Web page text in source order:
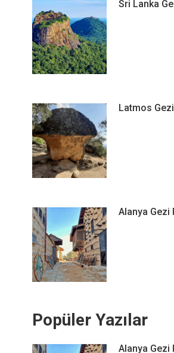
Sri Lanka
Latmos
Alanya Gezi
Popüler Yazılar
Alanya Gezi